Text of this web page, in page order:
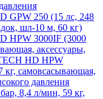
GPW 250 (15 лс, 248
шл-10 м, 60 кг)
HPW 3000IF (3000
аксессуары,
HD HPW
кг, самовсасывающая,
давления
8,4 л/мин, 59 кг,